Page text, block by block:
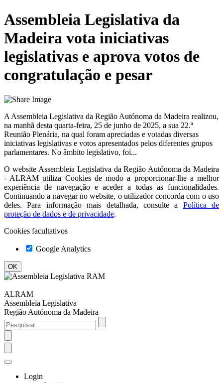
Assembleia Legislativa da
Madeira vota iniciativas
legislativas e aprova votos de
congratulação e pesar
A Assembleia Legislativa da Região Autónoma da Madeira realizou,
na manhã desta quarta-feira, 25 de junho de 2025, a sua 22.ª
Reunião Plenária, na qual foram apreciadas e votadas diversas
iniciativas legislativas e votos apresentados pelos diferentes grupos
parlamentares. No âmbito legislativo, foi...
O website Assembleia Legislativa da Região Autónoma da Madeira
- ALRAM utiliza Cookies de modo a proporcionar-lhe a melhor
experiência de navegação e aceder a todas as funcionalidades.
Continuando a navegar no website, o utilizador concorda com o uso
deles. Para informação mais detalhada, consulte a
Política de
proteção de dados e de privacidade.
Cookies facultativos
Google Analytics
ALRAM
Assembleia Legislativa
Região Autónoma da Madeira
Login